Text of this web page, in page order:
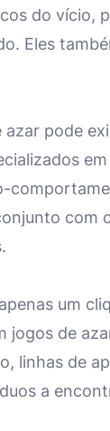
do vício,
Eles
pode
com
um
jogos de
linhas de
a